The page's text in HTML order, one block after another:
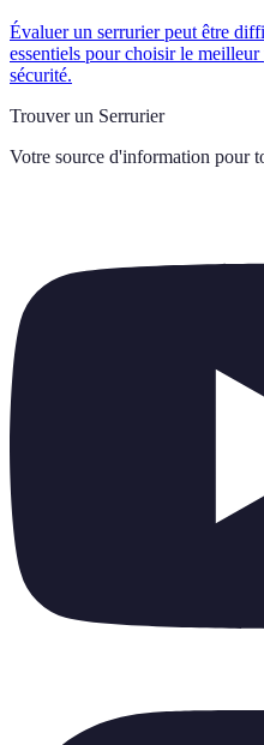
Évaluer un serrurier peut être
essentiels pour choisir le
sécurité.
Trouver un Serrurier
Votre source d'information pour